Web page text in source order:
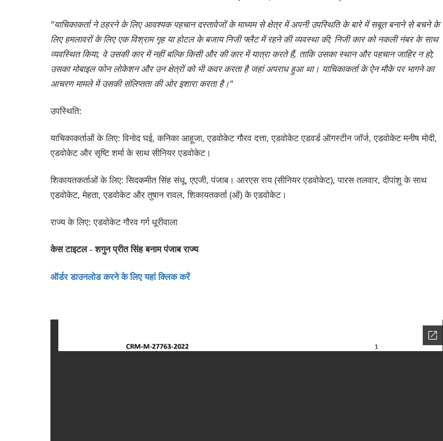
"याचिकाकर्ता ने ठहरने के लिए आवश्यक पहचान दस्तावेजों के माध्यम से क्षेत्र में अपनी उपस्थिति के बारे में सबूत बनाने से बचने के
लिए हमलावरों के लिए एक विश्राम गृह या होटल के बजाय निजी फ्लैट में रहने की व्यवस्था की; निजी कार को नकली नंबर के साथ
व्यवस्थित किया, वे उसकी कार में नहीं बल्कि किसी और की कार में यात्रा करते हैं, ताकि उसका स्थान और पहचान जाहिर न हो;
उसका मोबाइल फोन लोकेशन और उन क्षेत्रों को भी कवर करता है जहां अपराध हुआ था। याचिकाकर्ता के ऐन मौके पर भागने का
आचरण मामले में उसकी संलिप्तता की ओर इशारा करता है।"
उपस्थिति:
याचिकाकर्ताओं के लिए: विनोद घई, कनिका आहूजा, एडवोकेट गौरव दत्ता, एडवोकेट एडवर्ड ऑगस्टीन जॉर्ज, एडवोकेट मनीष मोदी,
एडवोकेट और सृष्टि शर्मा के साथ सीनियर एडवोकेट।
शिकायतकर्ताओं के लिए: सिदकमीत सिंह संधू, एएजी, पंजाब। आरएस राय (सीनियर एडवोकेट), पारस तलवार, दीपांशु के साथ
एडवोकेट, मेहता, एडवोकेट और तुषान रावल, शिकायतकर्ता (ओं) के एडवोकेट।
राज्य के लिए: एडवोकेट गौरव गर्ग धूरीवाला
केस टाइटल - शगुन प्रीत सिंह बनाम पंजाब राज्य
ऑर्डर डाउनलोड करने के लिए यहां क्लिक करें